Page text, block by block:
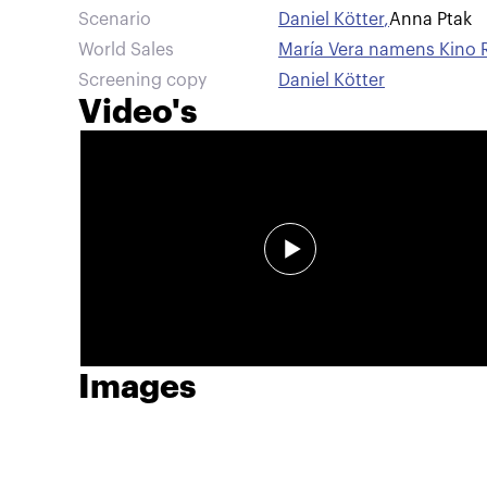
Scenario
Daniel Kötter,Anna Ptak
World Sales
María Vera namens Kino
Screening copy
Daniel Kötter
Video's
Images